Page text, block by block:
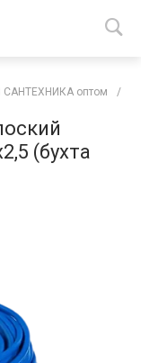
оптом /
(бухта